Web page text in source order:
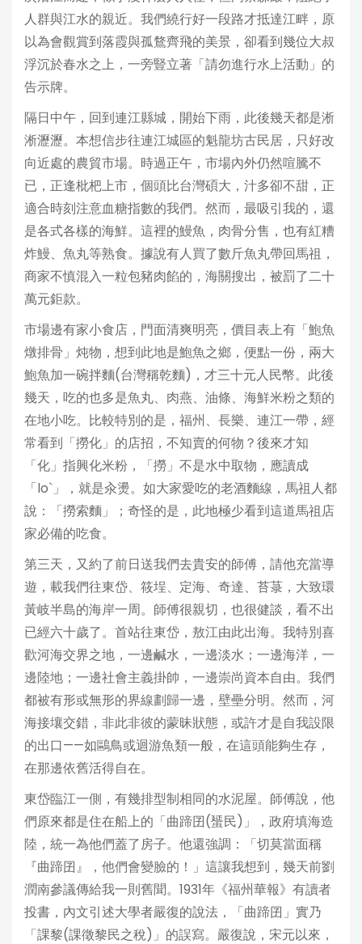
人群與江水的親近。我們繞行好一段路才抵達江畔，原
以為會觀賞到落霞與孤鶩齊飛的美景，卻看到幾位大叔
浮沉於春水之上，一旁豎立著「請勿進行水上活動」的
告示牌。
隔日中午，回到連江縣城，開始下雨，此後幾天都是淅
淅瀝瀝。本想信步往連江城區的魁龍坊古民居，只好改
向近處的農貿市場。時過正午，市場內外仍然喧騰不
已，正逢枇杷上市，個頭比台灣碩大，汁多卻不甜，正
適合時刻注意血糖指數的我們。然而，最吸引我的，還
是各式各樣的海鮮。這裡的鰻魚，肉骨分售，也有紅糟
炸鰻、魚丸等熟食。據說有人買了數斤魚丸帶回馬祖，
商家不慎混入一粒包豬肉餡的，海關搜出，被罰了二十
萬元鉅款。
市場邊有家小食店，門面清爽明亮，價目表上有「鮑魚
燉排骨」炖物，想到此地是鮑魚之鄉，便點一份，兩大
鮑魚加一碗拌麵(台灣稱乾麵)，才三十元人民幣。此後
幾天，吃的也多是魚丸、肉燕、油條、海鮮米粉之類的
在地小吃。比較特別的是，福州、長樂、連江一帶，經
常看到「撈化」的店招，不知賣的何物？後來才知
「化」指興化米粉，「撈」不是水中取物，應讀成
「lo`」，就是汆燙。如大家愛吃的老酒麵線，馬祖人都
說：「撈索麵」；奇怪的是，此地極少看到這道馬祖店
家必備的吃食。
第三天，又約了前日送我們去貴安的師傅，請他充當導
遊，載我們往東岱、筱埕、定海、奇達、苔菉，大致環
黃岐半島的海岸一周。師傅很親切，也很健談，看不出
已經六十歲了。首站往東岱，敖江由此出海。我特別喜
歡河海交界之地，一邊鹹水，一邊淡水；一邊海洋，一
邊陸地；一邊社會主義掛帥，一邊崇尚資本自由。我們
都被有形或無形的界線劃歸一邊，壁壘分明。然而，河
海接壤交錯，非此非彼的蒙昧狀態，或許才是自我設限
的出口——如鷗鳥或迴游魚類一般，在這頭能夠生存，
在那邊依舊活得自在。
東岱臨江一側，有幾排型制相同的水泥屋。師傅說，他
們原來都是住在船上的「曲蹄囝(蜑民)」，政府填海造
陸，統一為他們蓋了房子。他還強調：「切莫當面稱
『曲蹄囝』，他們會變臉的！」這讓我想到，幾天前劉
潤南參議傳給我一則舊聞。1931年《福州華報》有讀者
投書，內文引述大學者嚴復的說法，「曲蹄囝」實乃
「課黎(課徵黎民之稅)」的誤寫。嚴復說，宋元以來，